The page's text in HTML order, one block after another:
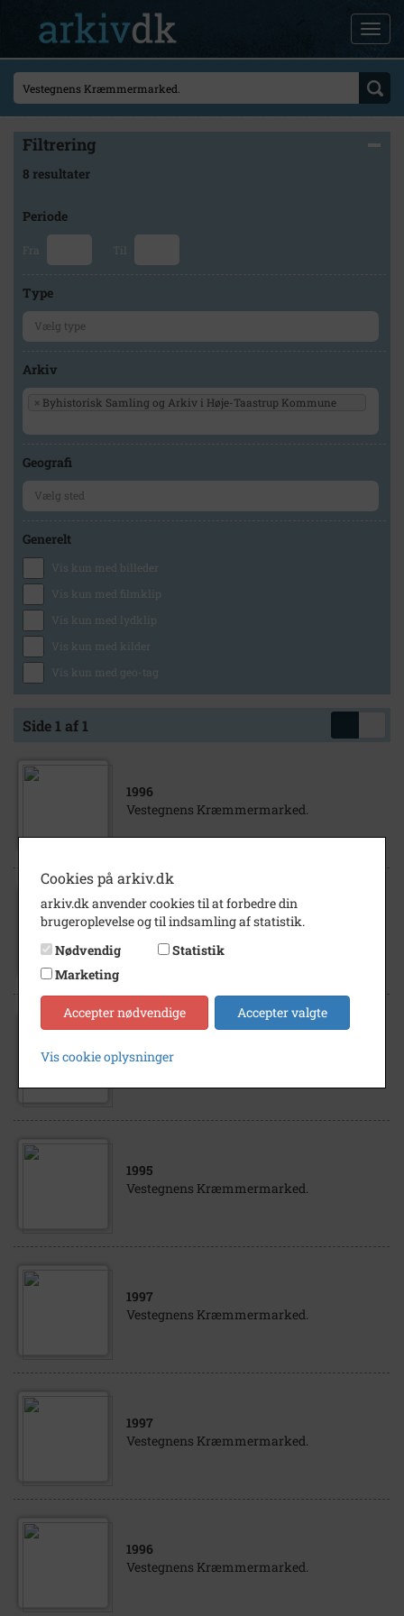
Filtrering
8 resultater
Periode
Fra Til
Type
Arkiv
× Byhistorisk Samling og Arkiv i Høje-Taastrup Kommune
Geografi
Generelt
Vis kun med billeder
Vis kun med filmklip
Vis kun med lydklip
Vis kun med kilder
Vis kun med geo-tag
Side 1 af 1
1996
Vestegnens Kræmmermarked.
1995
Vestegnens Kræmmermarked.
1995
Vestegnens Kræmmermarked.
1997
Vestegnens Kræmmermarked.
1997
Vestegnens Kræmmermarked.
1996
Vestegnens Kræmmermarked.
Cookies på arkiv.dk
arkiv.dk anvender cookies til at forbedre din
brugeroplevelse og til indsamling af statistik.
Nødvendig
Statistik
Marketing
Accepter nødvendige Accepter valgte
Vis cookie oplysninger